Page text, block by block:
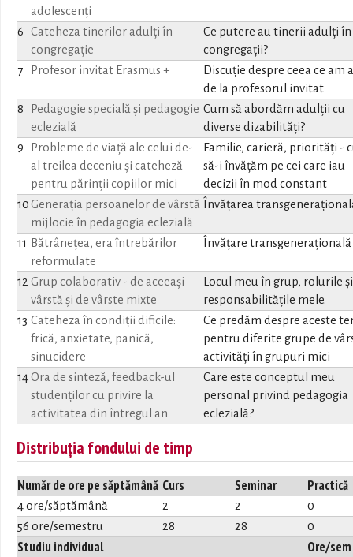
adolescenți
6
Cateheza tinerilor adulți în
congregație
Ce putere au tinerii adulți în
congregații?
7
Profesor invitat Erasmus +
Discuție despre ceea ce am
de la profesorul invitat
8
Pedagogie specială și pedagogie
eclezială
Cum să abordăm adulții cu
diverse dizabilități?
9
Probleme de viață ale celui de-
al treilea deceniu și cateheză
pentru părinții copiilor mici
Familie, carieră, priorități -
să-i învățăm pe cei care iau
decizii în mod constant
10Generația persoanelor de vârstă
mijlocie în pedagogia eclezială
Învățarea
11
Bătrânețea, era întrebărilor
reformulate
Învățare transgenerațională
12 Grup colaborativ - de aceeași
vârstă și de vârste mixte
Locul meu în grup, rolurile și
responsabilitățile mele.
13 Cateheza în condiții dificile:
frică, anxietate, panică,
sinucidere
Ce predăm despre aceste
pentru diferite grupe de
activități în grupuri mici
14Ora de sinteză, feedback-ul
studenților cu privire la
activitatea din întregul an
Care este conceptul meu
personal privind pedagogia
eclezială?
Distribuția fondului de timp
Număr de ore pe săptămână Curs Seminar Practică
4 ore/săptămână 2 2
0
56 ore/semestru
28 28 0
Studiu individual Ore/sem